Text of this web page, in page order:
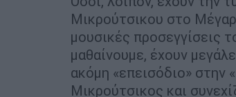
Μικρούτσικου στο
μουσικές προσεγγίσεις
μαθαίνουμε, έχουν
ακόμη «επεισόδιο» στην
Μικρούτσικος και